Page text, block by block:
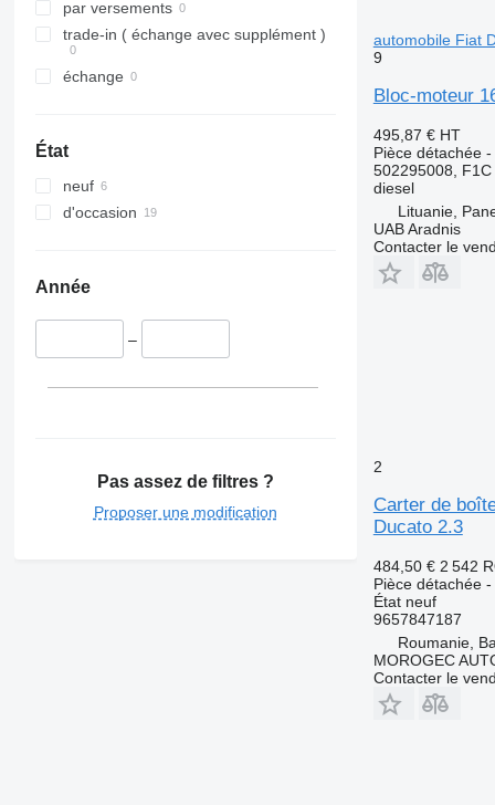
par versements
trade-in ( échange avec supplément )
échange
État
neuf
d'occasion
Année
–
Pas assez de filtres ?
Proposer une modification
automobile Fiat
9
Bloc-moteur
495,87 € HT
Pièce détachée
502295008, F1C
diesel
Lituanie,
UAB Aradnis
Contacter le
2
Carter de
Ducato 2.3
484,50 € 2 542
Pièce détachée
Étatneuf
9657847187
Roumanie,
MOROGEC
Contacter le